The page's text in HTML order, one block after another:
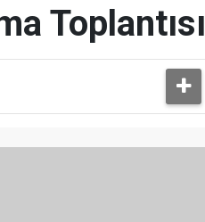
Toplantısı